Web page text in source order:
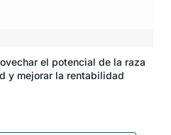
el potencial de la raza
y mejorar la rentabilidad